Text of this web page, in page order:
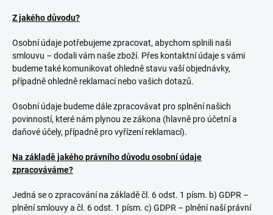
Z jakého důvodu?
Osobní údaje potřebujeme zpracovat, abychom splnili naši
smlouvu – dodali vám naše zboží. Přes kontaktní údaje s vámi
budeme také komunikovat ohledně stavu vaší objednávky,
případně ohledně reklamací nebo vašich dotazů.
Osobní údaje budeme dále zpracovávat pro splnění našich
povinností, které nám plynou ze zákona (hlavně pro účetní a
daňové účely, případně pro vyřízení reklamací).
Na základě jakého právního důvodu osobní údaje
zpracováváme?
Jedná se o zpracování na základě čl. 6 odst. 1 písm. b) GDPR –
plnění smlouvy a čl. 6 odst. 1 písm. c) GDPR – plnění naší právní